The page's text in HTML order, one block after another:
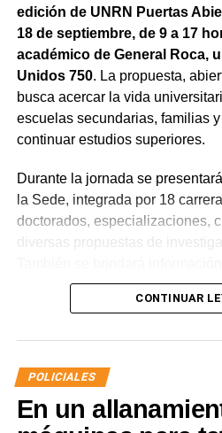
edición de UNRN Puertas
18 de septiembre, de 9 a 17
académico de General Roca,
Unidos 750. La propuesta,
busca acercar la vida
escuelas secundarias, familias
continuar estudios superiores.
Durante la jornada se
la Sede, integrada por 18
doctorados, especializaciones,
diversas propuestas de
la UNRN dicta en otras
objetivo de mostrar el alcance y
La iniciativa apunta
y 6° año de escuelas
momento clave para la
CONTINUAR
POLICIALES
En un